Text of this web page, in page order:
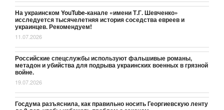
На украинском YouTube-канале «имени Т.Г. Шевченко»
исследуется тысячелетняя история соседства евреев и
украинцев. Рекомендуем!
11.07.2026
Российские спецслужбы используют фальшивые романы,
метадон и убийства для подрыва украинских военных в грязной
войне.
19.07.2026
Госдума разъяснила, как правильно носить Георгиевскую ленту